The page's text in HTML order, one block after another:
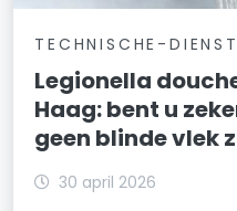
TECHNISCHE-
Legionella
Haag: bent u
geen blinde vlek
30 april 2026